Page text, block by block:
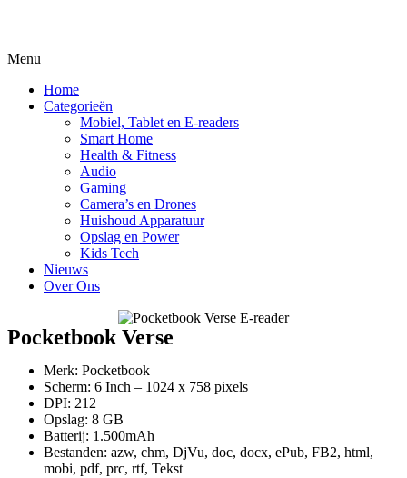
Menu
Home
Categorieën
Mobiel, Tablet en E-readers
Smart Home
Health & Fitness
Audio
Gaming
Camera’s en Drones
Huishoud Apparatuur
Opslag en Power
Kids Tech
Nieuws
Over Ons
Pocketbook Verse
Merk: Pocketbook
Scherm: 6 Inch – 1024 x 758 pixels
DPI: 212
Opslag: 8 GB
Batterij: 1.500mAh
Bestanden: azw, chm, DjVu, doc, docx, ePub, FB2, html,
mobi, pdf, prc, rtf, Tekst